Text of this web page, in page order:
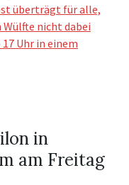
überträgt für alle,
Wülfte nicht dabei
Uhr in einem
in
am Freitag